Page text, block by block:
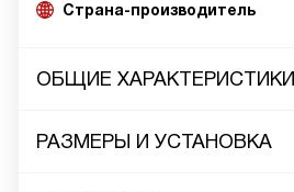
Страна-производитель
ОБЩИЕ ХАРАКТЕРИСТИКИ
РАЗМЕРЫ И УСТАНОВКА